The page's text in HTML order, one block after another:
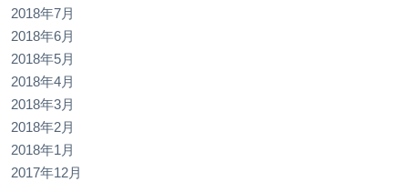
2018年7月
2018年6月
2018年5月
2018年4月
2018年3月
2018年2月
2018年1月
2017年12月